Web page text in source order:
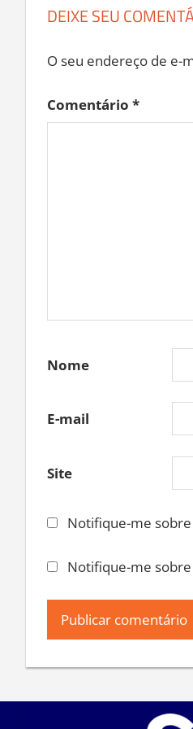
DEIXE SEU
O seu endereço de e-
Comentário
Nome
E-mail
Site
Notifique-me
Notifique-me